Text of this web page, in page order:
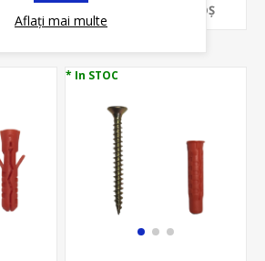
ADAUGĂ ȊN COŞ
* In STOC
Aflați mai multe